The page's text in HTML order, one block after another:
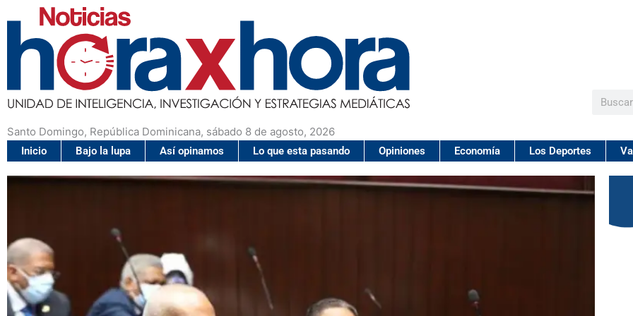
Santo Domingo, República Dominicana, sábado 8 de agosto, 2026
Buscar
Inicio Bajo la lupa Así opinamos Lo que esta pasando Opiniones Economía Los Deportes